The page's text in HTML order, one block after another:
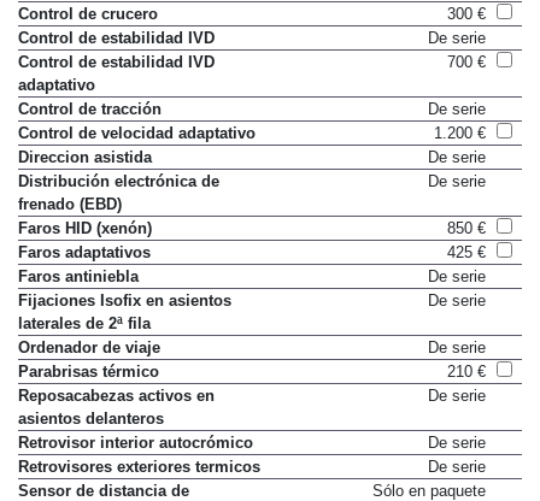
Control de crucero
300 €
Control de estabilidad IVD
De serie
Control de estabilidad IVD
adaptativo
700 €
Control de tracción
De serie
Control de velocidad adaptativo
1.200 €
Direccion asistida
De serie
Distribución electrónica de
frenado (EBD)
De serie
Faros HID (xenón)
850 €
Faros adaptativos
425 €
Faros antiniebla
De serie
Fijaciones Isofix en asientos
laterales de 2ª fila
De serie
Ordenador de viaje
De serie
Parabrisas térmico
210 €
Reposacabezas activos en
asientos delanteros
De serie
Retrovisor interior autocrómico
De serie
Retrovisores exteriores termicos
De serie
Sensor de distancia de
Sólo en paquete